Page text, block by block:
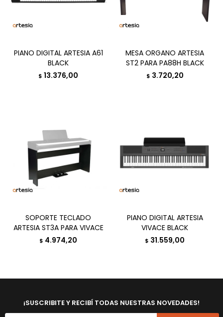
PIANO DIGITAL ARTESIA A61
BLACK
$ 13.376,00
MESA ORGANO ARTESIA
ST2 PARA PA88H BLACK
$ 3.720,20
SOPORTE TECLADO
ARTESIA ST3A PARA VIVACE
$ 4.974,20
PIANO DIGITAL ARTESIA
VIVACE BLACK
$ 31.559,00
¡SUSCRIBITE Y RECIBÍ TODAS NUESTRAS NOVEDADES!